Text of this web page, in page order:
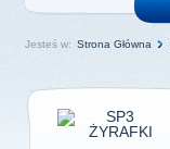
Jesteś w: Strona Główna